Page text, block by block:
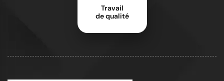
Travail
de qualité